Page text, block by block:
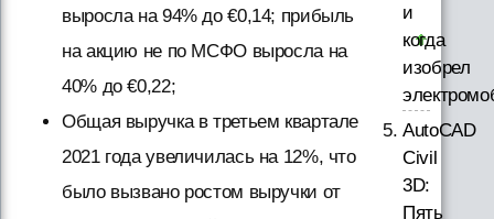
выросла на 94% до €0,14; прибыль
на акцию не по МСФО выросла на
40% до €0,22;
Общая выручка в третьем квартале
2021 года увеличилась на 12%, что
было вызвано ростом выручки от
и
когда
изобрел
AutoCAD
Civil
3D:
Пять